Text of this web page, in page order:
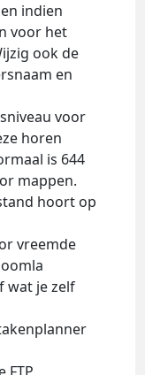
indien
voor het
ook de
en
voor
horen
is 644
mappen.
hoort op
vreemde
wat je zelf